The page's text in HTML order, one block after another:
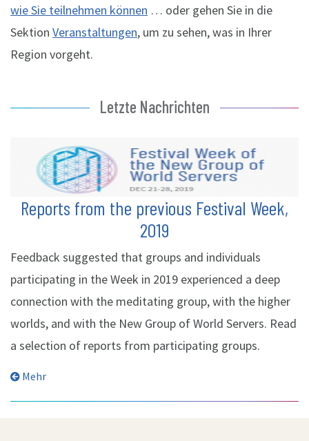
wie Sie teilnehmen können … oder gehen Sie in die
Sektion Veranstaltungen, um zu sehen, was in Ihrer
Region vorgeht.
Letzte Nachrichten
Reports from the previous Festival Week,
2019
Feedback suggested that groups and individuals
participating in the Week in 2019 experienced a deep
connection with the meditating group, with the higher
worlds, and with the New Group of World Servers. Read
a selection of reports from participating groups.
Mehr